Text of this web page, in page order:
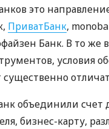
это
ПриватБанк,
Банк. В то же
условия
объединили счет
бизнес-карту,